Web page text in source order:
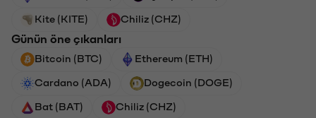
Kite (KITE) Chiliz (CHZ)
Günün öne çıkanları
Bitcoin (BTC) Ethereum (ETH)
Cardano (ADA) Dogecoin (DOGE)
Bat (BAT) Chiliz (CHZ)